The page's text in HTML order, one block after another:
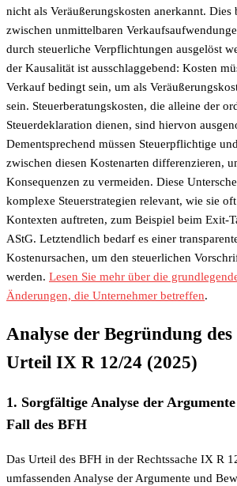
nicht als Veräußerungskosten anerkannt. Dies
zwischen unmittelbaren
durch steuerliche Verpflichtungen ausgelöst
der Kausalität ist ausschlaggebend: Kosten
Verkauf bedingt sein, um als
sein. Steuerberatungskosten, die alleine der
Steuerdeklaration dienen, sind hiervon
Dementsprechend müssen Steuerpflichtige
zwischen diesen Kostenarten differenzieren,
Konsequenzen zu vermeiden. Diese
komplexe Steuerstrategien relevant, wie sie
Kontexten auftreten, zum Beispiel beim Exit-
AStG. Letztendlich bedarf es einer
Kostenursachen, um den steuerlichen
werden. Lesen Sie mehr über die
Änderungen, die Unternehmer betreffen.
Analyse der Begründung
Urteil IX R 12/24 (2025)
1. Sorgfältige Analyse der
Fall des BFH
Das Urteil des BFH in der Rechtssache IX R
umfassenden Analyse der Argumente und